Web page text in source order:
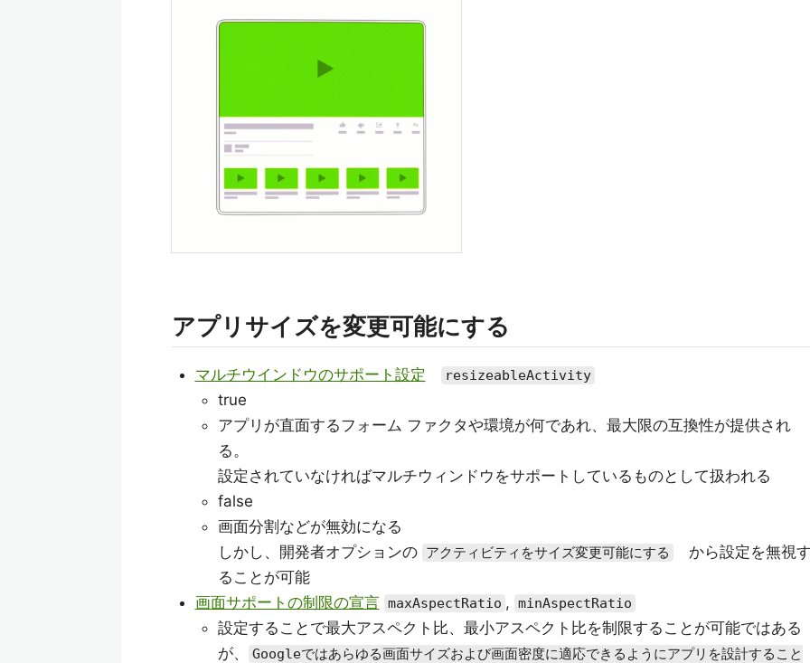
アプリサイズを変更可能にする
マルチウインドウのサポート設定 resizeableActivity
true
アプリが直面するフォーム ファクタや環境が何であれ、最大限の互換性が提供され
る。
設定されていなければマルチウィンドウをサポートしているものとして扱われる
false
画面分割などが無効になる
しかし、開発者オプションの アクティビティをサイズ変更可能にする
から設定を無視
ることが可能
画面サポートの制限の宣言 maxAspectRatio , minAspectRatio
設定することで最大アスペクト比、最小アスペクト比を制限することが可能ではある
が、
Googleではあらゆる画面サイズおよび画面密度に適応できるようにアプリを設計すること